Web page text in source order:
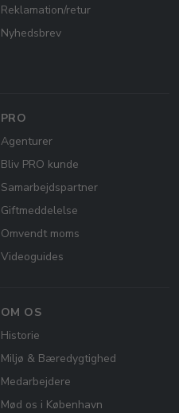
Reklamation/retur
Nyhedsbrev
PRO
Agenturer
Bliv PRO kunde
Samarbejdspartner
Giftmeddelelse
Omvendt moms
Videoguides
OM OS
Historie
Miljø & Bæredygtighed
Medarbejdere
Mød os i København